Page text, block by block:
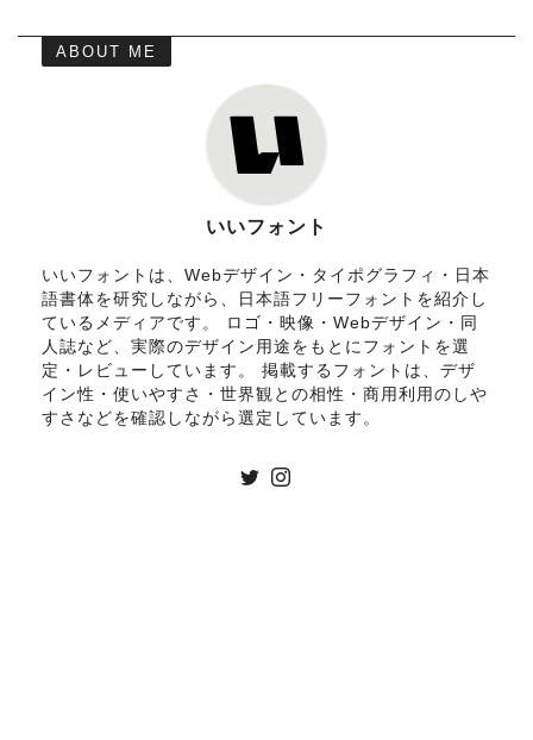
ABOUT ME
いいフォント
いいフォントは、Webデザイン・タイポグラフィ・日本
語書体を研究しながら、日本語フリーフォントを紹介し
ているメディアです。 ロゴ・映像・Webデザイン・同
人誌など、実際のデザイン用途をもとにフォントを選
定・レビューしています。 掲載するフォントは、デザ
イン性・使いやすさ・世界観との相性・商用利用のしや
すさなどを確認しながら選定しています。